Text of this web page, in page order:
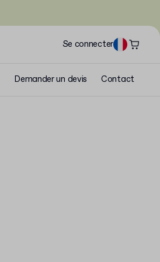
Se connecter
Demander un devis Contact